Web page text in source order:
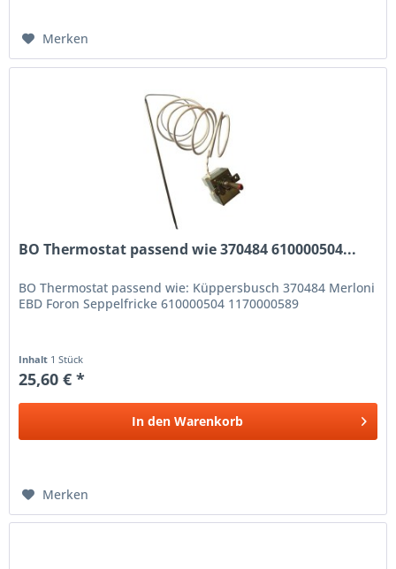
Merken
BO Thermostat passend wie 370484 610000504...
BO Thermostat passend wie: Küppersbusch 370484 Merloni
EBD Foron Seppelfricke 610000504 1170000589
Inhalt 1 Stück
25,60 € *
In den Warenkorb
Merken